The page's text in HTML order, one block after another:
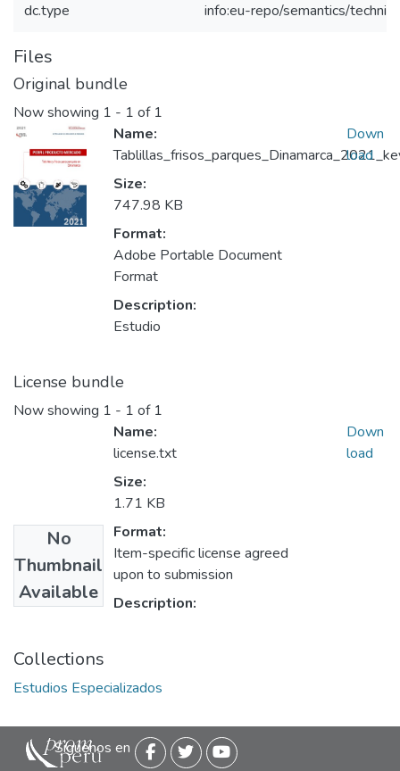
dc.type info:eu-repo/semantics/
Files
Original bundle
Now showing 1 - 1 of 1
Name:
Size:
747.98 KB
Format:
Adobe Portable Document
Format
Description:
Estudio
Down
load
License bundle
Now showing 1 - 1 of 1
No
Thumbnail
Available
Name:
license.txt
Size:
1.71 KB
Format:
Item-specific license agreed
upon to submission
Description:
Down
load
Collections
Estudios Especializados
Siguenos en